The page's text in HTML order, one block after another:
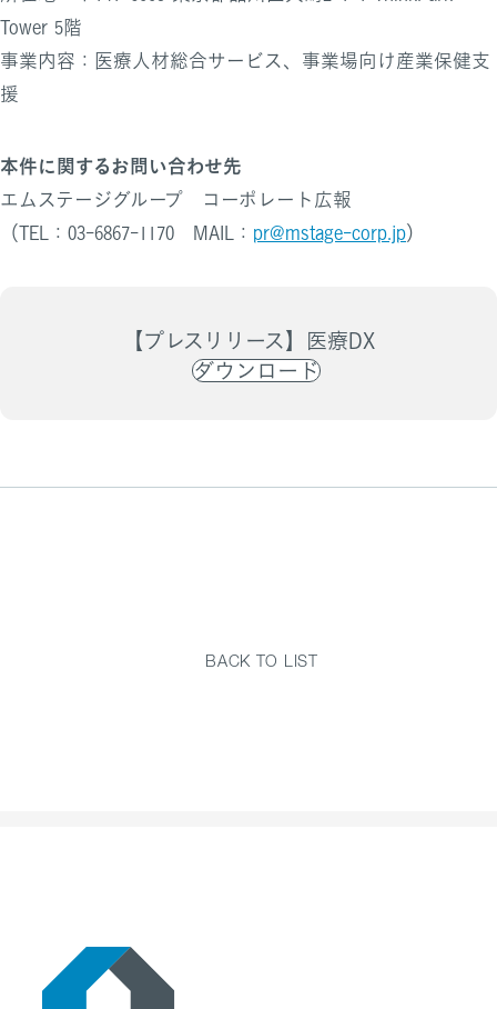
Tower 5階
事業内容：医療人材総合サービス、事業場向け産業保健支
援
本件に関するお問い合わせ先
エムステージグループ コーポレート広報
（TEL：03-6867-1170 MAIL： pr@mstage-corp.jp）
【プレスリリース】医療DX
ダウンロード
BACK TO LIST